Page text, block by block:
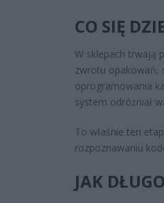
CO SIĘ
W sklepach trwają
zwrotu opakowań,
oprogramowania
system odróżniał
To właśnie ten
rozpoznawaniu
JAK